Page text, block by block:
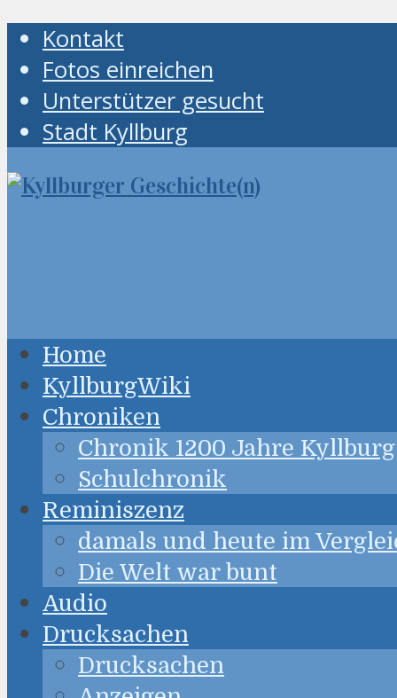
Kontakt
Fotos einreichen
Unterstützer gesucht
Stadt Kyllburg
Home
KyllburgWiki
Chroniken
Chronik 1200 Jahre Kyllburg
Schulchronik
Reminiszenz
damals und heute im
Die Welt war bunt
Audio
Drucksachen
Drucksachen